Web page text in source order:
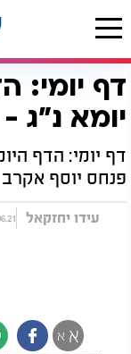
דף הבית הדף היומי מסכתדף יומי:
יומא נ"ג
דף יומי: הדף
פנחס יוסף אקרב
עידו יחזקאל 14.06.21 ד' תמוז
א א